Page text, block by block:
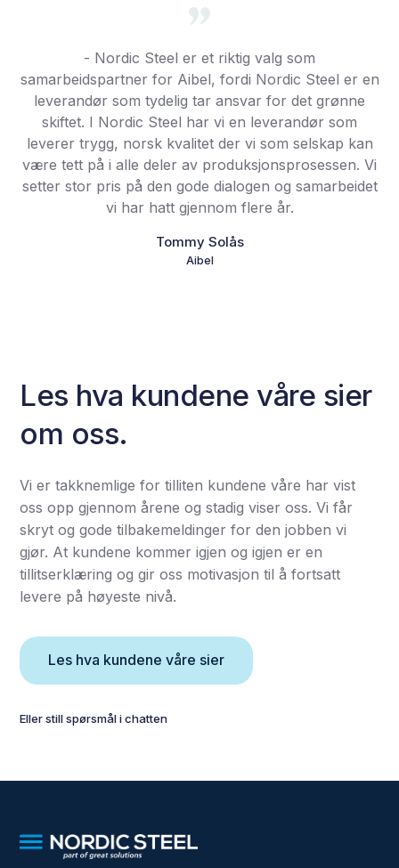
- Nordic Steel er et riktig valg som
samarbeidspartner for Aibel, fordi Nordic Steel er en
leverandør som tydelig tar ansvar for det grønne
skiftet. I Nordic Steel har vi en leverandør som
leverer trygg, norsk kvalitet der vi som selskap kan
være tett på i alle deler av produksjonsprosessen. Vi
setter stor pris på den gode dialogen og samarbeidet
vi har hatt gjennom flere år.
Tommy Solås
Aibel
Les hva kundene våre sier
om oss.
Vi er takknemlige for tilliten kundene våre har vist
oss opp gjennom årene og stadig viser oss. Vi får
skryt og gode tilbakemeldinger for den jobben vi
gjør. At kundene kommer igjen og igjen er en
tillitserklæring og gir oss motivasjon til å fortsatt
levere på høyeste nivå.
Les hva kundene våre sier
Eller still spørsmål i chatten